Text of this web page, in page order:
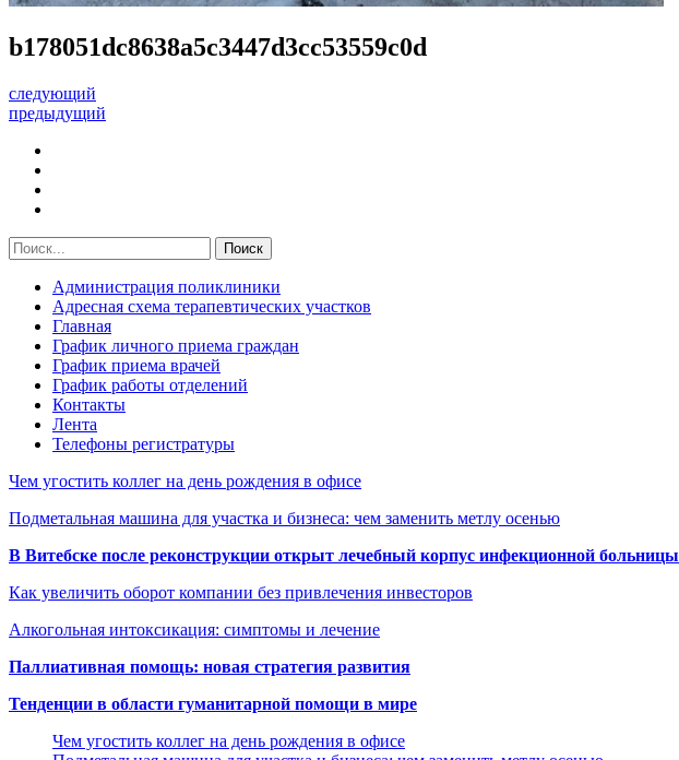
b178051dc8638a5c3447d3cc53559c0d
следующий
предыдущий
Администрация поликлиники
Адресная схема терапевтических участков
Главная
График личного приема граждан
График приема врачей
График работы отделений
Контакты
Лента
Телефоны регистратуры
Чем угостить коллег на день рождения в офисе
Подметальная машина для участка и бизнеса: чем заменить метлу осенью
В Витебске после реконструкции открыт лечебный корпус инфекционной больницы
Как увеличить оборот компании без привлечения инвесторов
Алкогольная интоксикация: симптомы и лечение
Паллиативная помощь: новая стратегия развития
Тенденции в области гуманитарной помощи в мире
Чем угостить коллег на день рождения в офисе